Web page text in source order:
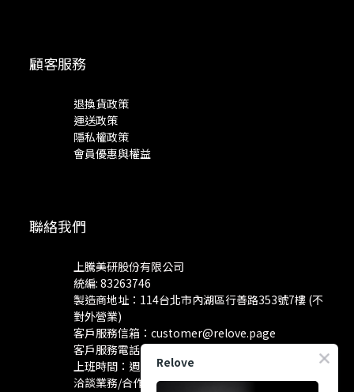
顧客服務
退換貨政策
運送政策
隱私權政策
會員優惠與權益
聯絡我們
上騰美研股份有限公司
統編: 83263746
製造商地址：114台北市內湖區行善路353號7樓 (不
對外營業)
客戶服務信箱： customer@relove.page
客戶服務電話：
上班時間：週一至週五 10:30~18:30
洽談業務/合作資訊：pr@relove.page
Relove